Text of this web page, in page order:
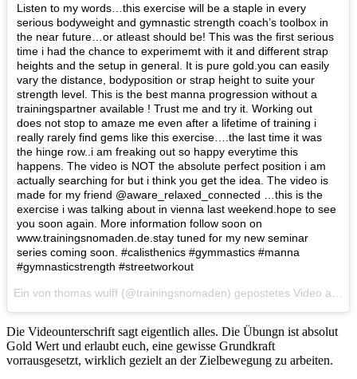
Listen to my words…this exercise will be a staple in every
serious bodyweight and gymnastic strength coach’s toolbox in
the near future…or atleast should be! This was the first serious
time i had the chance to experimemt with it and different strap
heights and the setup in general. It is pure gold.you can easily
vary the distance, bodyposition or strap height to suite your
strength level. This is the best manna progression without a
trainingspartner available ! Trust me and try it. Working out
does not stop to amaze me even after a lifetime of training i
really rarely find gems like this exercise….the last time it was
the hinge row..i am freaking out so happy everytime this
happens. The video is NOT the absolute perfect position i am
actually searching for but i think you get the idea. The video is
made for my friend @aware_relaxed_connected …this is the
exercise i was talking about in vienna last weekend.hope to see
you soon again. More information follow soon on
www.trainingsnomaden.de.stay tuned for my new seminar
series coming soon. #calisthenics #gymmastics #manna
#gymnasticstrength #streetworkout
Die Videounterschrift sagt eigentlich alles. Die Übungn ist absolut
Gold Wert und erlaubt euch, eine gewisse Grundkraft
vorrausgesetzt, wirklich gezielt an der Zielbewegung zu arbeiten.